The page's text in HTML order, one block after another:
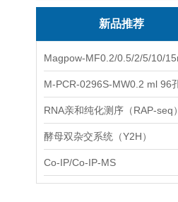
新品推荐
RNA亲和纯化测序（RAP-seq）
酵母双杂交系统（Y2H）
Co-IP/Co-IP-MS